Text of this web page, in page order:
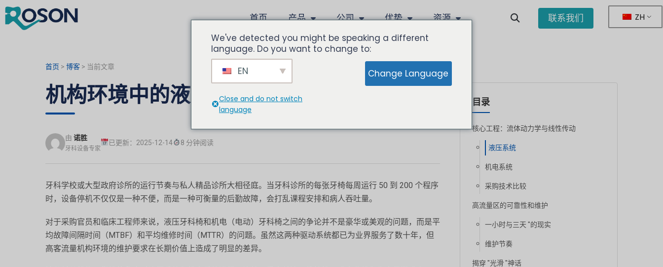
首页 产品 公司 优势 资源 联系我们 ZH
首页 > 博客 > 当前文章
机构环境中的液压椅与电动椅
由 诺胜
牙科设备专家
已更新：2025-12-14 8 分钟阅读
牙科学校或大型政府诊所的运行节奏与私人精品诊所大相径庭。当牙科诊所的每张牙椅每周运行 50 到 200 个程序
时，设备停机不仅仅是一种不便，而是一种可衡量的后勤故障，会打乱课程安排和病人吞吐量。
对于采购官员和临床工程师来说，液压牙科椅和机电（电动）牙科椅之间的争论并不是豪华或美观的问题，而是平
均故障间隔时间（MTBF）和平均维修时间（MTTR）的问题。虽然这两种驱动系统都已为业界服务了数十年，但
高客流量机构环境的维护要求在长期价值上造成了明显的差异。
目录
核心工程：流体动力学与线性传动
液压系统
机电系统
采购技术比较
高流量区的可靠性和维护
一小时与三天 "的现实
维护节奏
揭穿 "光滑 "神话
We've detected you might be speaking a different
language. Do you want to change to:
EN Change Language
Close and do not switch
language